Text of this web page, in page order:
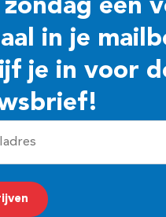
zondag een
in je
je in voor